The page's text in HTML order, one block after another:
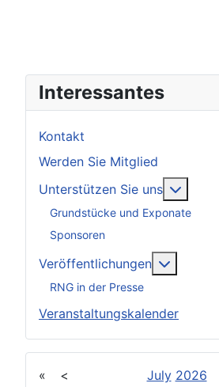
Interessantes
Kontakt
Werden Sie Mitglied
Unterstützen Sie uns
Grundstücke und Exponate
Sponsoren
Veröffentlichungen
RNG in der Presse
Veranstaltungskalender
« < July 2026